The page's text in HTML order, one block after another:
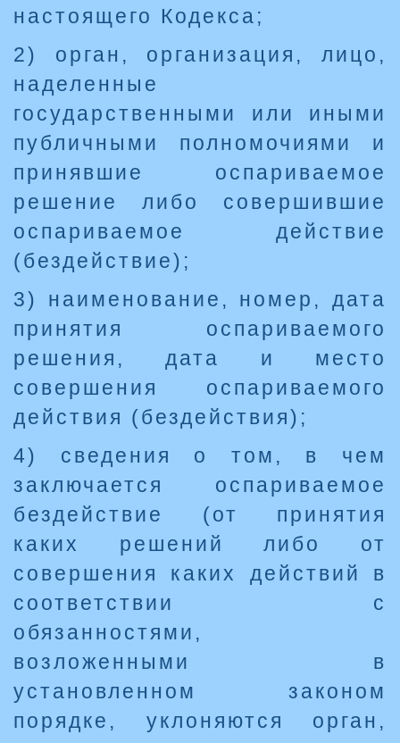
настоящего Кодекса;
2) орган, организация, лицо,
наделенные
государственными или иными
публичными полномочиями и
принявшие оспариваемое
решение либо совершившие
оспариваемое действие
(бездействие);
3) наименование, номер, дата
принятия оспариваемого
решения, дата и место
совершения оспариваемого
действия (бездействия);
4) сведения о том, в чем
заключается оспариваемое
бездействие (от принятия
каких решений либо от
совершения каких действий в
соответствии с
обязанностями,
возложенными в
установленном законом
порядке, уклоняются орган,